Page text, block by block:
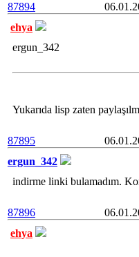
87894
ehya
ergun_342
Yukarıda lisp zaten
87895
ergun_342
indirme linki bulamadım.
87896
ehya